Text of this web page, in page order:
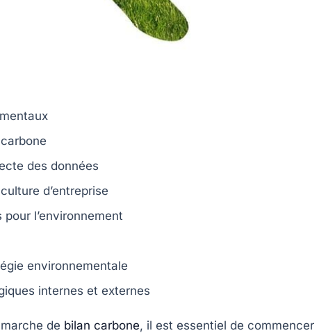
des données
d’entreprise
l’environnement
environnementale
internes et externes
de bilan carbone, il est essentiel de commencer